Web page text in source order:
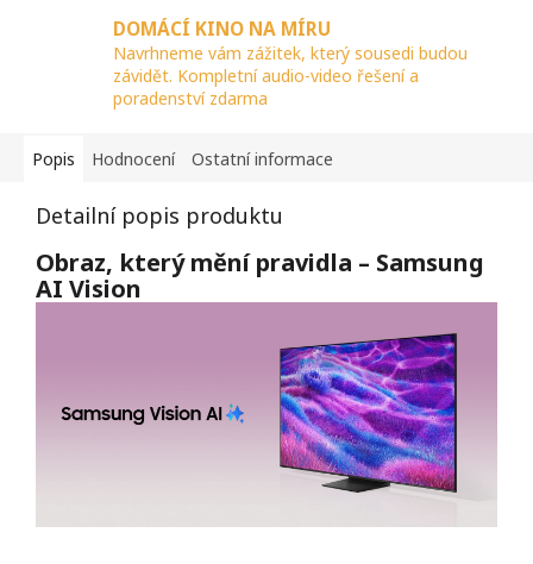
DOMÁCÍ KINO NA MÍRU
Navrhneme vám zážitek, který sousedi budou
závidět. Kompletní audio-video řešení a
poradenství zdarma
Popis Hodnocení Ostatní informace
Detailní popis produktu
Obraz, který mění pravidla – Samsung
AI Vision